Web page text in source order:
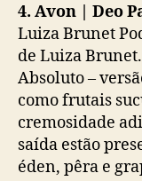
4. Avon | Deo
Luiza Brunet
de Luiza
Absoluto –
como frutais
cremosidade
saída estão
éden, pêra e